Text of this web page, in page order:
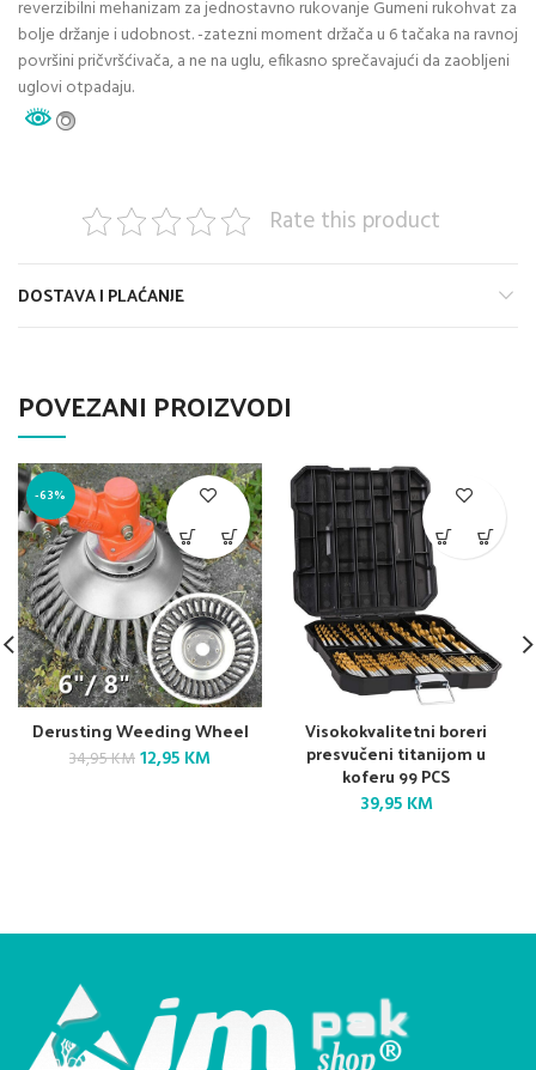
reverzibilni mehanizam za jednostavno rukovanje Gumeni rukohvat za
bolje držanje i udobnost. -zatezni moment držača u 6 tačaka na ravnoj
površini pričvršćivača, a ne na uglu, efikasno sprečavajući da zaobljeni
uglovi otpadaju.
Rate this product
DOSTAVA I PLAĆANJE
POVEZANI PROIZVODI
-63%
Derusting Weeding Wheel
34,95KMOriginal
12,95 KMCurrent
Visokokvalitetni boreri
presvučeni titanijom u
koferu 99 PCS
39,95 KM